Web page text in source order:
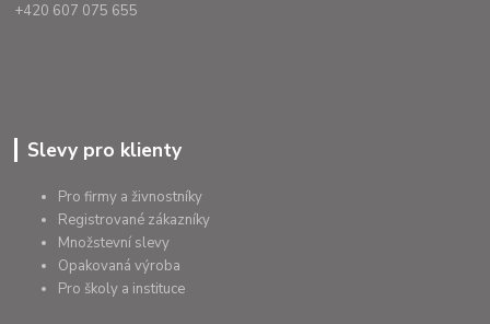
+420 607 075 655
Slevy pro klienty
Pro firmy a živnostníky
Registrované zákazníky
Množstevní slevy
Opakovaná výroba
Pro školy a instituce